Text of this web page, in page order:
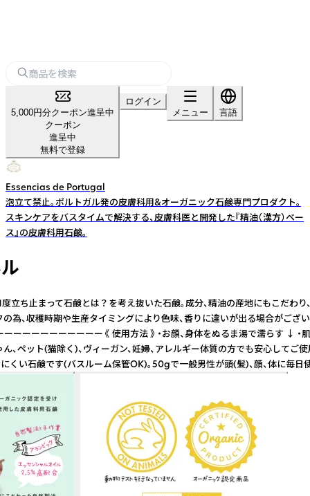
5,000円分クーポン進呈中
クーポン
進呈中
無料で登録
ログイン
メニュー
言語
Essencias de Portugal
泡立て禁止。ポルトガル発の皮膚科用&オーガニック石鹸専門プロダクト。
スキンケアをバスタイムで解決する、皮膚科医と開発した『精油（漢方）ベー
ス』の皮膚科用石鹸。
まって石鹸とは？を考え抜いた石鹸。成分、精油の産地にもこだ
、収穫時期や生産タイミングにより色味、香りに違いが出る場
ー 《 使用方法 》 ・お顔、身体をぬるま湯で濡らす ↓ ・肌に
ット(猫除く)、ヴィーガン、妊婦、アレルギー体質の方でも安心
石鹸です(バスルーム保管OK)。50gで一般男性が頭(髪)、顔、体に